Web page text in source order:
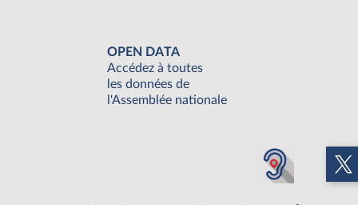
OPEN DATA
Accédez à toutes
les données de
l'Assemblée nationale